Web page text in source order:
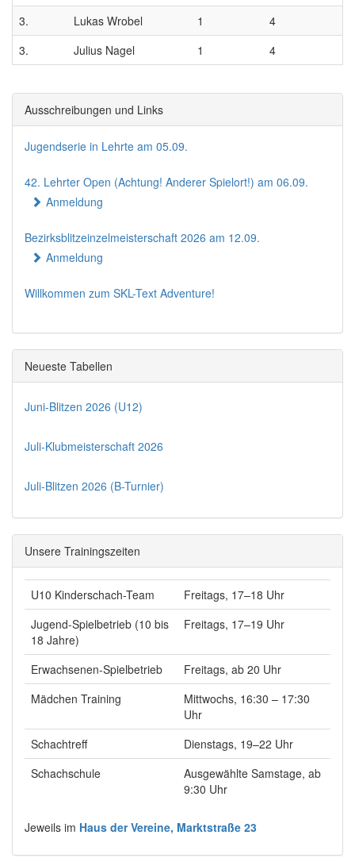
3.
Lukas Wrobel 1
4
3.
Julius Nagel 1 4
Ausschreibungen und Links
Jugendserie in Lehrte am 05.09.
42. Lehrter Open (Achtung! Anderer Spielort!) am 06.09.
Anmeldung
Bezirksblitzeinzelmeisterschaft 2026 am 12.09.
Anmeldung
Willkommen zum SKL-Text Adventure!
Neueste Tabellen
Juni-Blitzen 2026 (U12)
Juli-Klubmeisterschaft 2026
Juli-Blitzen 2026 (B-Turnier)
Unsere Trainingszeiten
U10 Kinderschach-Team
Freitags, 17–18 Uhr
Jugend-Spielbetrieb (10 bis
18 Jahre)
Freitags, 17–19 Uhr
Erwachsenen-Spielbetrieb
Freitags, ab 20 Uhr
Mädchen Training
Mittwochs, 16:30 – 17:30
Uhr
Schachtreff
Dienstags, 19–22 Uhr
Schachschule
Ausgewählte Samstage, ab
9:30 Uhr
Jeweils im Haus der Vereine, Marktstraße 23